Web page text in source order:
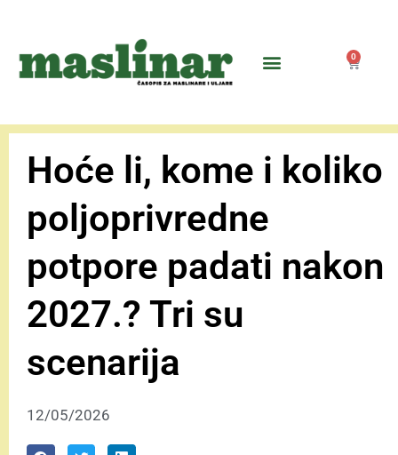
0
Hoće li, kome i koliko
poljoprivredne
potpore padati nakon
2027.? Tri su
scenarija
12/05/2026